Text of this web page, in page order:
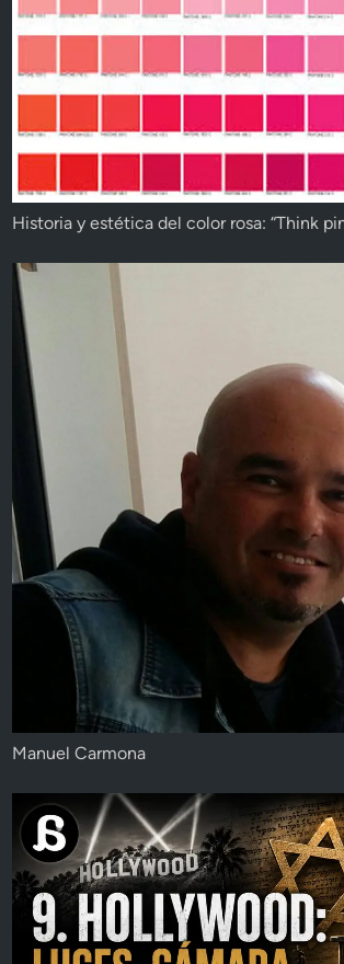
Historia y estética del color rosa: “Think
Manuel Carmona